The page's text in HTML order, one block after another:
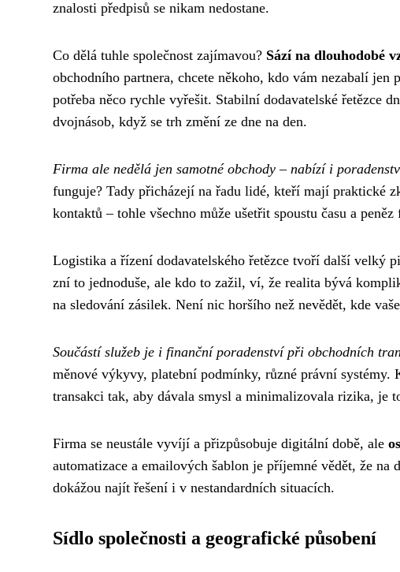
znalosti předpisů se nikam nedostane.
Co dělá tuhle společnost zajímavou? Sází na dlouhodobé
obchodního partnera, chcete někoho, kdo vám nezabalí
potřeba něco rychle vyřešit. Stabilní dodavatelské řetězce
dvojnásob, když se trh změní ze dne na den.
Firma ale nedělá jen samotné obchody – nabízí i
funguje? Tady přicházejí na řadu lidé, kteří mají praktické
kontaktů – tohle všechno může ušetřit spoustu času a
Logistika a řízení dodavatelského řetězce tvoří další velký
zní to jednoduše, ale kdo to zažil, ví, že realita bývá
na sledování zásilek. Není nic horšího než nevědět, kde
Součástí služeb je i finanční poradenství při obchodních
měnové výkyvy, platební podmínky, různé právní
transakci tak, aby dávala smysl a minimalizovala rizika, je
Firma se neustále vyvíjí a přizpůsobuje digitální době, ale
automatizace a emailových šablon je příjemné vědět, že
dokážou najít řešení i v nestandardních situacích.
Sídlo společnosti a geografické působení